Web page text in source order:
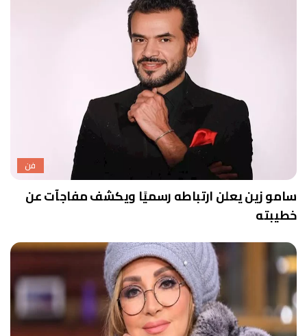
فن
سامو زين يعلن ارتباطه رسميًا ويكشف مفاجآت عن
خطيبته